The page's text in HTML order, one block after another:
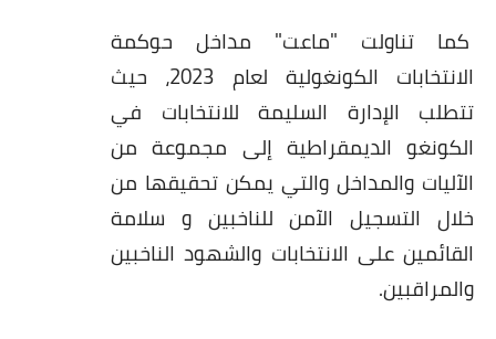
كما تناولت "ماعت" مداخل حوكمة
الانتخابات الكونغولية لعام 2023، حيث
تتطلب الإدارة السليمة للانتخابات في
الكونغو الديمقراطية إلى مجموعة من
الآليات والمداخل والتي يمكن تحقيقها من
خلال التسجيل الآمن للناخبين و سلامة
القائمين على الانتخابات والشهود الناخبين
والمراقبين.